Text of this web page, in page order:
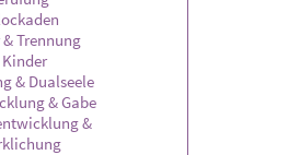
Trennung
& Dualseele
& Gabe
&